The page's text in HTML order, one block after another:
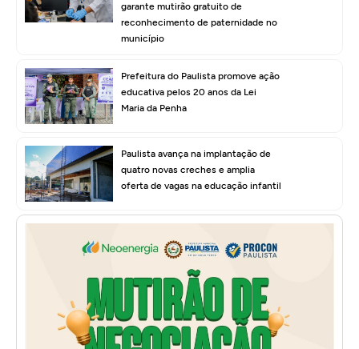
garante mutirão gratuito de
reconhecimento de paternidade no
município
Prefeitura do Paulista promove ação
educativa pelos 20 anos da Lei
Maria da Penha
Paulista avança na implantação de
quatro novas creches e amplia
oferta de vagas na educação infantil